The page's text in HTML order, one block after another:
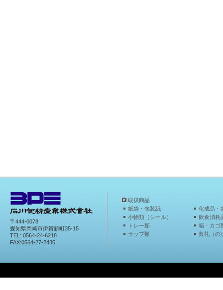
〒444-0078
愛知県岡崎市伊賀新町35-15
TEL: 0564-24-6218
FAX:0564-27-2435
取扱商品
紙袋・包装紙
化成品・
小物類（シール）
飲食消耗
トレー類
箱・カゴ
ラップ類
典礼（の